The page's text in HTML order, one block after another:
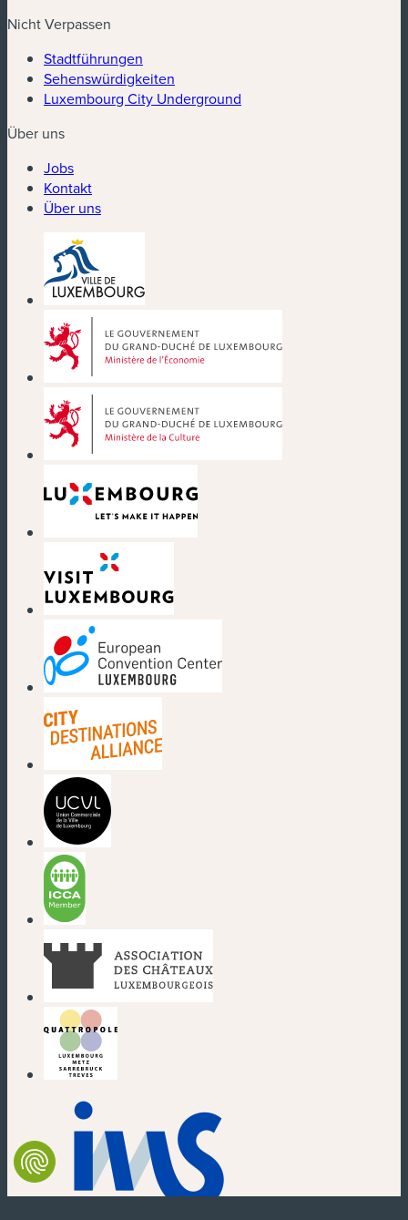
Nicht Verpassen
Stadtführungen
Sehenswürdigkeiten
Luxembourg City Underground
Über uns
Jobs
Kontakt
Über uns